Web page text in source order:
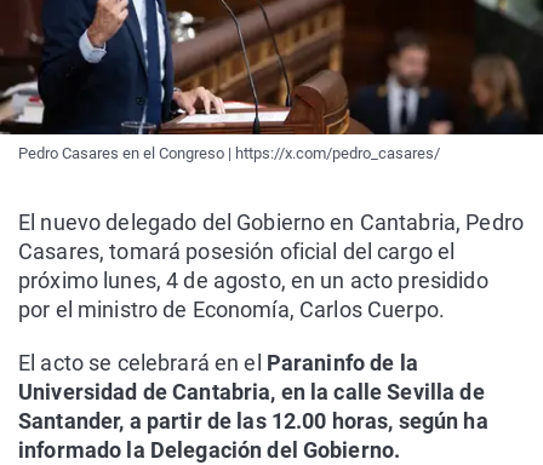
Pedro Casares en el Congreso | https://x.com/pedro_casares/
El nuevo delegado del Gobierno en Cantabria, Pedro
Casares, tomará posesión oficial del cargo el
próximo lunes, 4 de agosto, en un acto presidido
por el ministro de Economía, Carlos Cuerpo.
El acto se celebrará en el Paraninfo de la
Universidad de Cantabria, en la calle Sevilla de
Santander, a partir de las 12.00 horas, según ha
informado la Delegación del Gobierno.